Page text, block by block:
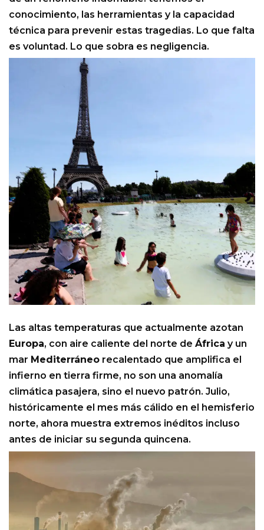
conocimiento, las herramientas y la capacidad
técnica para prevenir estas tragedias. Lo que falta
es voluntad. Lo que sobra es negligencia.
Las altas temperaturas que actualmente azotan
Europa, con aire caliente del norte de África y un
mar Mediterráneo recalentado que amplifica el
infierno en tierra firme, no son una anomalía
climática pasajera, sino el nuevo patrón. Julio,
históricamente el mes más cálido en el hemisferio
norte, ahora muestra extremos inéditos incluso
antes de iniciar su segunda quincena.